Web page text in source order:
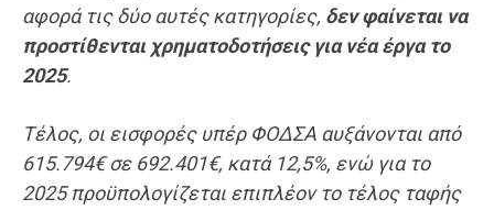
αφορά τις δύο αυτές κατηγορίες, δεν φαίνεται να
προστίθενται χρηματοδοτήσεις για νέα έργα το
2025.
Τέλος, οι εισφορές υπέρ ΦΟΔΣΑ αυξάνονται από
615.794€ σε 692.401€, κατά 12,5%, ενώ για το
2025 προϋπολογίζεται επιπλέον το τέλος ταφής